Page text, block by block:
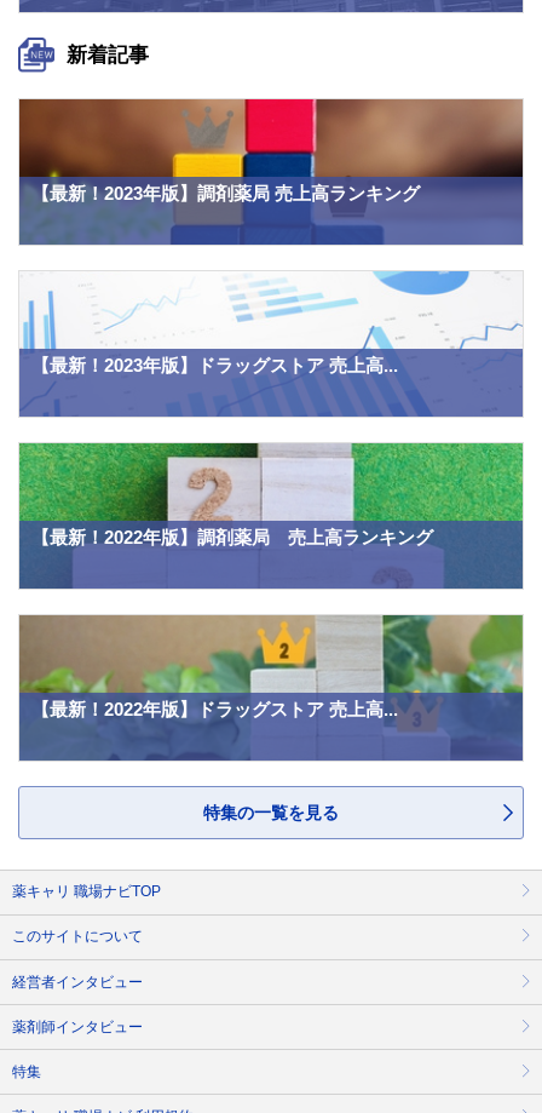
新着記事
【最新！2023年版】調剤薬局 売上高ランキング
【最新！2023年版】ドラッグストア 売上高...
【最新！2022年版】調剤薬局 売上高ランキング
【最新！2022年版】ドラッグストア 売上高...
特集の一覧を見る
薬キャリ 職場ナビTOP
このサイトについて
経営者インタビュー
薬剤師インタビュー
特集